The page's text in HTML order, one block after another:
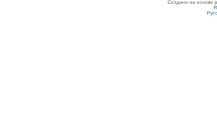
Создано на основе